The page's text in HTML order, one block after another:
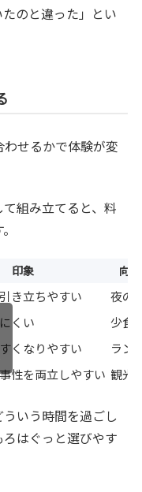
のと違った」とい
せるかで体験が変
組み立てると、料
印象 向
き立ちやすい
夜の
くい
少食
くなりやすい
ラン
性を両立しやすい 観光
いう時間を過ごし
はぐっと選びやす